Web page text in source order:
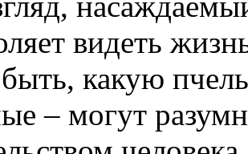
видеть
какую
– могут